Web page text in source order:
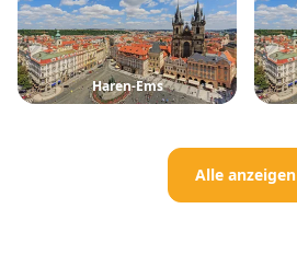
Haren-Ems
Alle anzeigen